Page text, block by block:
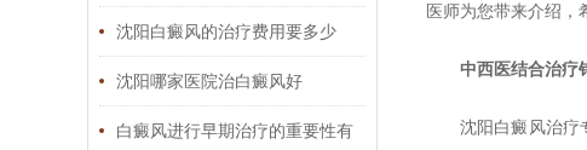
沈阳白癜风的治疗费用要多少
沈阳哪家医院治白癜风好
白癜风进行早期治疗的重要性有
医师为您带来介绍，
中西医结合治疗
沈阳白癜风治疗